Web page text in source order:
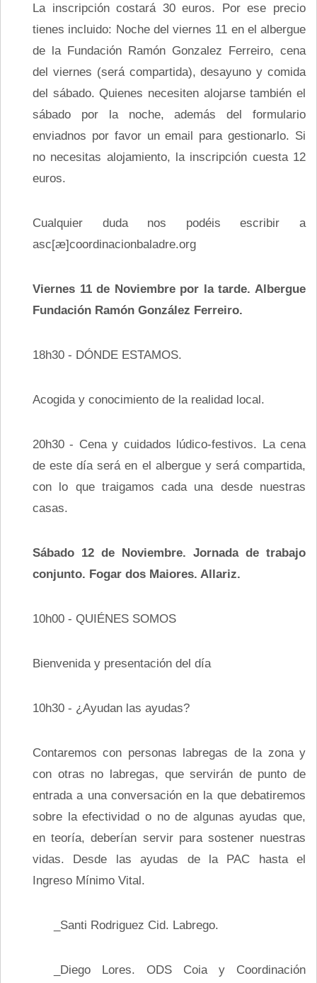
La inscripción costará 30 euros. Por ese precio
tienes incluido: Noche del viernes 11 en el albergue
de la Fundación Ramón Gonzalez Ferreiro, cena
del viernes (será compartida), desayuno y comida
del sábado. Quienes necesiten alojarse también el
sábado por la noche, además del formulario
enviadnos por favor un email para gestionarlo. Si
no necesitas alojamiento, la inscripción cuesta 12
euros.
Cualquier duda nos podéis escribir a
asc[æ]coordinacionbaladre.org
Viernes 11 de Noviembre por la tarde. Albergue
Fundación Ramón González Ferreiro.
18h30 - DÓNDE ESTAMOS.
Acogida y conocimiento de la realidad local.
20h30 - Cena y cuidados lúdico-festivos. La cena
de este día será en el albergue y será compartida,
con lo que traigamos cada una desde nuestras
casas.
Sábado 12 de Noviembre. Jornada de trabajo
conjunto. Fogar dos Maiores. Allariz.
10h00 - QUIÉNES SOMOS
Bienvenida y presentación del día
10h30 - ¿Ayudan las ayudas?
Contaremos con personas labregas de la zona y
con otras no labregas, que servirán de punto de
entrada a una conversación en la que debatiremos
sobre la efectividad o no de algunas ayudas que,
en teoría, deberían servir para sostener nuestras
vidas. Desde las ayudas de la PAC hasta el
Ingreso Mínimo Vital.
_Santi Rodriguez Cid. Labrego.
_Diego Lores. ODS Coia y Coordinación